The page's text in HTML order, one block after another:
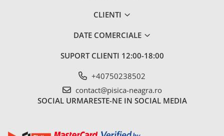
CLIENTI
DATE COMERCIALE
SUPORT CLIENTI 12:00-18:00
+40750238502
contact@pisica-neagra.ro
SOCIAL URMARESTE-NE IN SOCIAL MEDIA